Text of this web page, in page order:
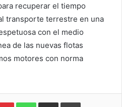
recuperar el tiempo
transporte terrestre en una
con el medio
de las nuevas flotas
motores con norma
Pinterest WhatsApp